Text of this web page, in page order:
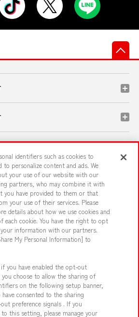
ーン
ステナビリティ サイトポリシー
ウェブアクセシビリティ方針と検証結果
ともに
対応方針 よくあるご質問・お問い合わせ
identifiers such as cookies to
to personalize content and ads. We
your use of our website with our
partners, who may combine it with
you have provided to them or that
your use of their services. Please
details about how we use cookies and
each cookie. You have the right to opt
information with our partners.
My Personal Information] to
you have enabled the opt-out
choose to allow the sharing of
on the following setup banner,
consented to the sharing
preference signals . If you
to this setting, please manage your